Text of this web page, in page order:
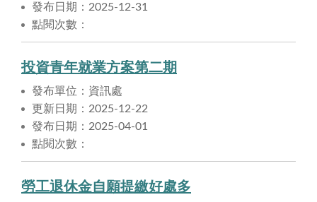
發布日期：2025-12-31
點閱次數：
投資青年就業方案第二期
發布單位：資訊處
更新日期：2025-12-22
發布日期：2025-04-01
點閱次數：
勞工退休金自願提繳好處多